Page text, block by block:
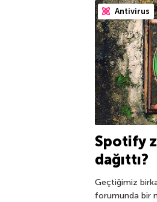
Antivirus
Spotify
dağıttı?
Geçtiğimiz
forumunda bir